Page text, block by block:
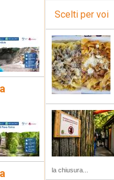
Scelti per voi
la chiusura...